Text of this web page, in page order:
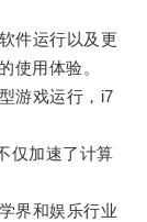
件运行以及更
使用体验。
游戏运行，i7
加速了计算
界和娱乐行业